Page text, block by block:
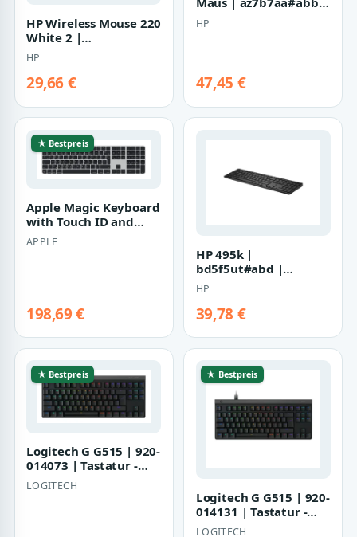
HP Wireless Mouse 220
White 2 |
7kx12aa#abb | Maus -
1.600 dpi
HP
29,66 €
Beidhändig - RF
Wireless +…
HP
47,45 €
★ Bestpreis
Apple Magic Keyboard
with Touch ID and
Numeric Keypad |
mxk83ab/a |
APPLE
198,69 €
HP 495k |
bd5f5ut#abd |
Tastatur - Dual-Modus
HP
39,78 €
★ Bestpreis
Logitech G G515 | 920-
014073 | Tastatur -
LIGHTSPEED
LOGITECH
★ Bestpreis
Logitech G G515 | 920-
014131 | Tastatur -
TKL
LOGITECH